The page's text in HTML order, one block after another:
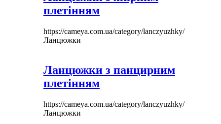
плетінням
https://cameya.com.ua/category/lanczyuzhky/
Ланцюжки
Ланцюжки з панцирним
плетінням
https://cameya.com.ua/category/lanczyuzhky/
Ланцюжки